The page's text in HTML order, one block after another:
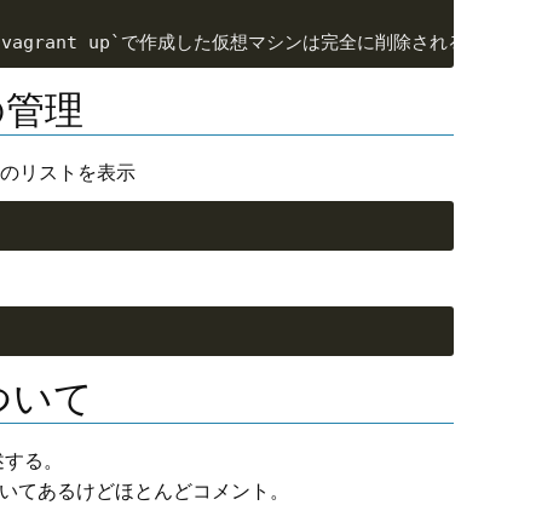
理
リストを表示
て
る。
てあるけどほとんどコメント。